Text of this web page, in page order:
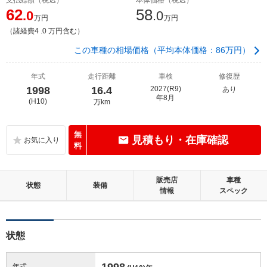
62.0万円
（諸経費4 .0 万円含む）
58.0万円
この車種の相場価格（平均本体価格：86万円）
年式
1998
(H10)
走行距離
16.4
万km
車検
2027(R9)
年8月
修復歴
あり
無
料
見積もり・在庫確認
状態 装備
販売店
情報
車種
スペック
状態